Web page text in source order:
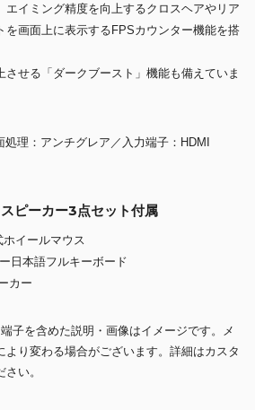
エイミング精度を向上するクロスヘアやリア
を画面上に表示するFPSカウンター機能を搭
させる「ダークブースト」機能も備えていま
処理：アンチグレア／入力端子：HDMI
ピーカー3点セット付属
イールマウス
日本語フルキーボード
カー
子を含めた説明・画像はイメージです。メ
より変わる場合がございます。詳細はカスタ
い。